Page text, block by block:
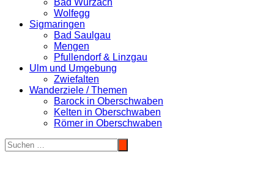
Bad Wurzach
Wolfegg
Sigmaringen
Bad Saulgau
Mengen
Pfullendorf & Linzgau
Ulm und Umgebung
Zwiefalten
Wanderziele / Themen
Barock in Oberschwaben
Kelten in Oberschwaben
Römer in Oberschwaben